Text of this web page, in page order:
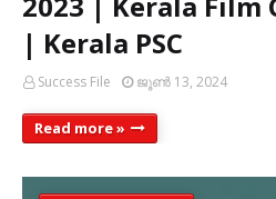
| Kerala PSC
Success File ജൂൺ 13, 2024
Read more »